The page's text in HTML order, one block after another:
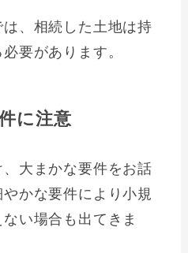
、相続した土地は持
要があります。
に注意
大まかな要件をお話
かな要件により小規
い場合も出てきま